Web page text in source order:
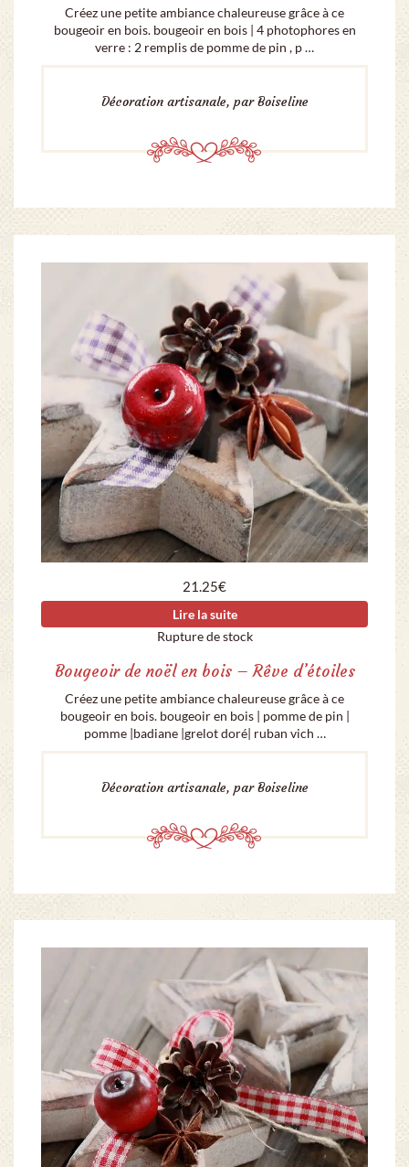
Créez une petite ambiance chaleureuse grâce à ce
bougeoir en bois. bougeoir en bois | 4 photophores en
verre : 2 remplis de pomme de pin , p …
Décoration artisanale, par Boiseline
21.25€
Lire la suite
Rupture de stock
Bougeoir de noël en bois – Rêve d’étoiles
Créez une petite ambiance chaleureuse grâce à ce
bougeoir en bois. bougeoir en bois | pomme de pin |
pomme |badiane |grelot doré| ruban vich …
Décoration artisanale, par Boiseline